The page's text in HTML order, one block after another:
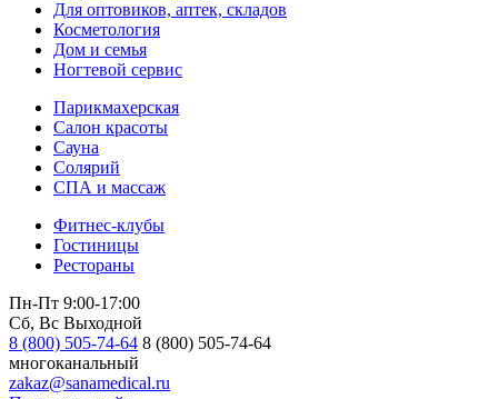
Для оптовиков, аптек, складов
Косметология
Дом и семья
Ногтевой сервис
Парикмахерская
Салон красоты
Сауна
Солярий
СПА и массаж
Фитнес-клубы
Гостиницы
Рестораны
Пн-Пт 9:00-17:00
Сб, Вс Выходной
8 (800) 505-74-64 8 (800) 505-74-64
многоканальный
zakaz@sanamedical.ru